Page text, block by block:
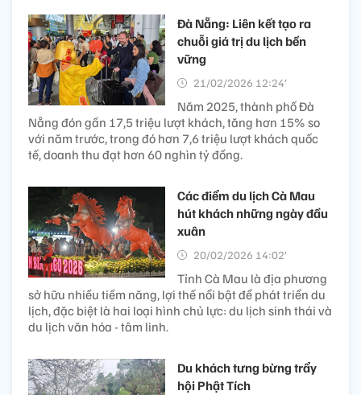
Đà Nẵng: Liên kết tạo ra
chuỗi giá trị du lịch bền
vững
21/02/2026 12:24’
Năm 2025, thành phố Đà
Nẵng đón gần 17,5 triệu lượt khách, tăng hơn 15% so
với năm trước, trong đó hơn 7,6 triệu lượt khách quốc
tế, doanh thu đạt hơn 60 nghìn tỷ đồng.
Các điểm du lịch Cà Mau
hút khách những ngày đầu
xuân
20/02/2026 14:02’
Tỉnh Cà Mau là địa phương
sở hữu nhiều tiềm năng, lợi thế nổi bật để phát triển du
lịch, đặc biệt là hai loại hình chủ lực: du lịch sinh thái và
du lịch văn hóa - tâm linh.
Du khách tưng bừng trẩy
hội Phật Tích